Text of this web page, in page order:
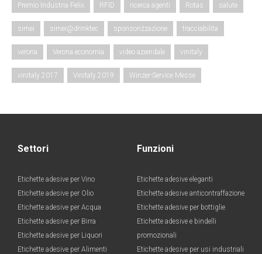
Premio Industria Felix RFID ricerca agenti Rotas salute
simei simei@drinktec sponsorizzazione tracciabilita
verona Verona economia video aziendale vinitaly
vinitaly 2017 Vinitaly 2019 Winzer-Service Messe
Settori
Etichette adesive per Vino
Etichette adesive per Olio
Etichette adesive per Acqua
Etichette adesive per Birra
Etichette adesive per Liquori
Etichette adesive per Alimenti
Funzioni
Etichette adesive eleganti
Etichette adesive anticontraffazione
Etichette adesive per bottiglie
Etichette adesive e bindelli
promozionali
Etichette adesive per usi industriali